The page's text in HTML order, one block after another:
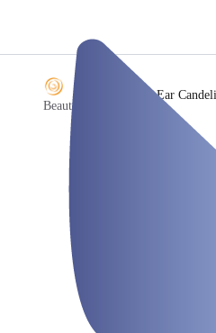
Beauty Concept Spa
/Ear